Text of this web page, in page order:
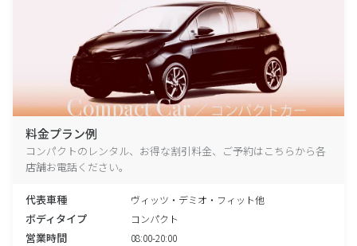
料金プラン例
コンパクトのレンタル、お得な割引料金、ご予約はこちらから各
店舗お電話ください。
代表車種 ヴィッツ・デミオ・フィット他
ボディタイプ コンパクト
営業時間 08:00-20:00